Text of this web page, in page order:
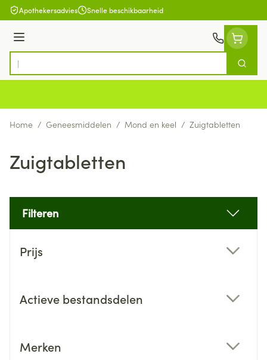
Ga naar de inhoud
Apothekersadvies Snelle beschikbaarheid
Menu
Product, merk, categorie...
Zoek
Home / Geneesmiddelen / Mond en keel / Zuigtabletten
Zuigtabletten
Filteren
Prijs
Actieve bestandsdelen
Merken